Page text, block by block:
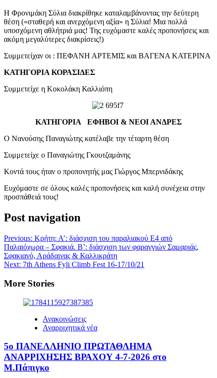
Η Φρονιμάκη Σύλια διακρίθηκε καταλαμβάνοντας την δεύτερη
θέση («σταθερή και ανερχόμενη αξία» η Σύλια! Μια πολλά
υποσχόμενη αθλήτριά μας! Της ευχόμαστε καλές προπονήσεις και
ακόμη μεγαλύτερες διακρίσεις!)
Συμμετείχαν οι : ΠΕΦΑΝΗ ΑΡΤΕΜΙΣ και ΒΑΓΕΝΑ ΚΑΤΕΡΙΝΑ
ΚΑΤΗΓΟΡΙΑ ΚΟΡΑΣΙΔΕΣ
Συμμετείχε η Κοκολάκη Καλλιόπη
ΚΑΤΗΓΟΡΙΑ ΕΦΗΒΟΙ & ΝΕΟΙ ΑΝΔΡΕΣ
Ο Νανούσης Παναγιώτης κατέλαβε την τέταρτη θέση
Συμμετείχε ο Παναγιώτης Γκουτζαμάνης
Κοντά τους ήταν ο προπονητής μας Γιώργος Μπερνιδάκης
Ευχόμαστε σε όλους καλές προπονήσεις και καλή συνέχεια στην
προσπάθειά τους!
Post navigation
Previous: Κρήτη: Α’: διάσχιση του παραλιακού Ε4 από
Παλαιόχωρα – Σφακιά. Β’: διάσχιση των φαραγγιών Σαμαριάς,
Σφακιανό, Αράδαινας & Καλλικράτη
Next: 7th Athens Fyli Climb Fest 16-17/10/21
More Stories
Ανακοινώσεις
Αναρριχητικά νέα
5ο ΠΑΝΕΛΛΗΝΙΟ ΠΡΩΤΑΘΛΗΜΑ
ΑΝΑΡΡΙΧΗΣΗΣ ΒΡΑΧΟΥ 4-7-2026 στο
Μ.Πάπιγκο